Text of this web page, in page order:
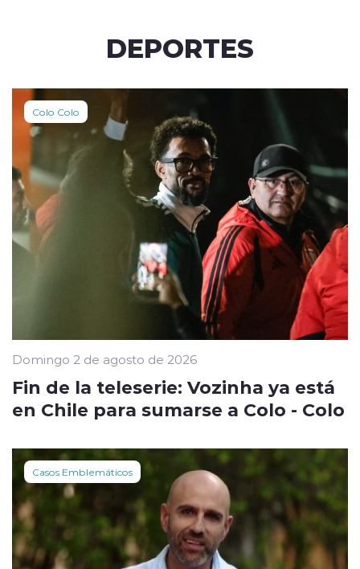
DEPORTES
Colo Colo
Domingo 2 de agosto de 2026
Fin de la teleserie: Vozinha ya está
en Chile para sumarse a Colo - Colo
Casos Emblemáticos